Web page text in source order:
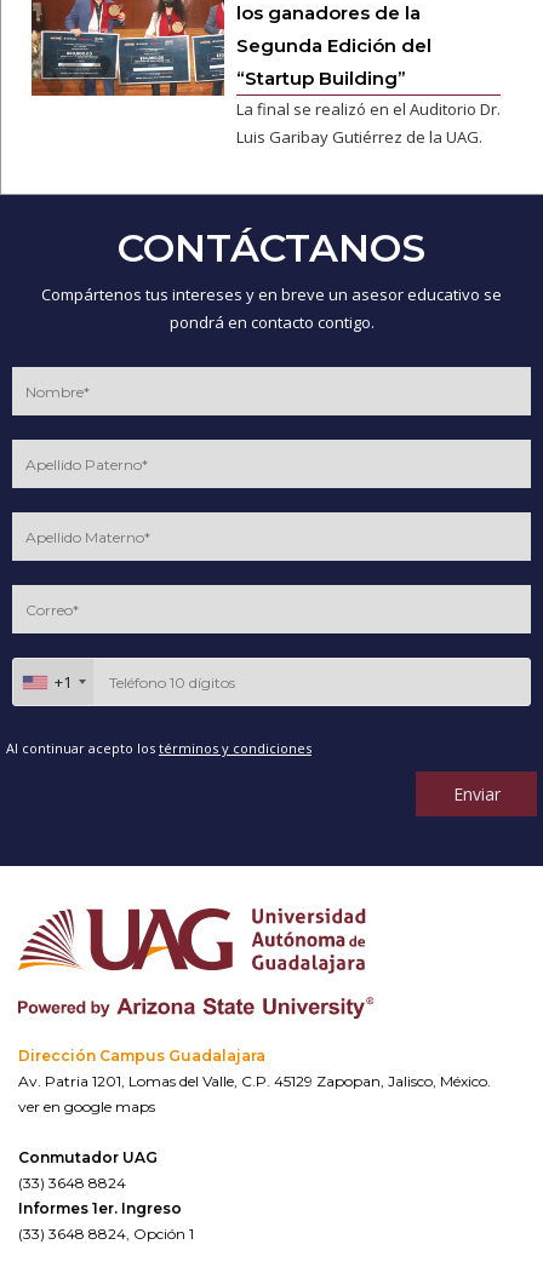
los ganadores de la
Segunda Edición del
“Startup Building”
La final se realizó en el Auditorio Dr.
Luis Garibay Gutiérrez de la UAG.
CONTÁCTANOS
Compártenos tus intereses y en breve un asesor educativo se
pondrá en contacto contigo.
+1
Al continuar acepto los términos y condiciones
Enviar
Dirección Campus Guadalajara
Av. Patria 1201, Lomas del Valle, C.P. 45129 Zapopan, Jalisco, México.
ver en google maps
Conmutador UAG
(33) 3648 8824
Informes 1er. Ingreso
(33) 3648 8824, Opción 1